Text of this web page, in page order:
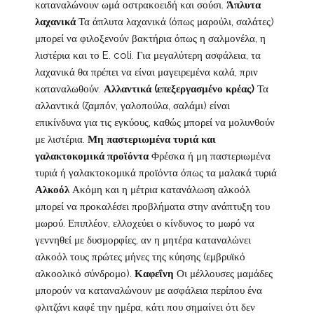
καταναλώνουν ωμά οστρακοειδή και σούσι.Άπλυτα
λαχανικάΤα άπλυτα λαχανικά (όπως μαρούλι, σαλάτες)
μπορεί να φιλοξενούν βακτήρια όπως η σαλμονέλα, η
λιστέρια και το E. coli. Για μεγαλύτερη ασφάλεια, τα
λαχανικά θα πρέπει να είναι μαγειρεμένα καλά, πριν
καταναλωθούν.Αλλαντικά (επεξεργασμένο κρέας) Τα
αλλαντικά (ζαμπόν, γαλοπούλα, σαλάμι) είναι
επικίνδυνα για τις εγκύους, καθώς μπορεί να μολυνθούν
με λιστέρια.Μη παστεριωμένα τυριά και
γαλακτοκομικά προϊόνταΦρέσκα ή μη παστεριωμένα
τυριά ή γαλακτοκομικά προϊόντα όπως τα μαλακά τυριά
ΑλκοόλΑκόμη και η μέτρια κατανάλωση αλκοόλ
μπορεί να προκαλέσει προβλήματα στην ανάπτυξη του
μωρού. Επιπλέον, ελλοχεύει ο κίνδυνος το μωρό να
γεννηθεί με δυσμορφίες, αν η μητέρα καταναλώνει
αλκοόλ τους πρώτες μήνες της κύησης (εμβρυϊκό
αλκοολικό σύνδρομο).Καφεΐνη Οι μέλλουσες μαμάδες
μπορούν να καταναλώνουν με ασφάλεια περίπου ένα
φλιτζάνι καφέ την ημέρα, κάτι που σημαίνει ότι δεν